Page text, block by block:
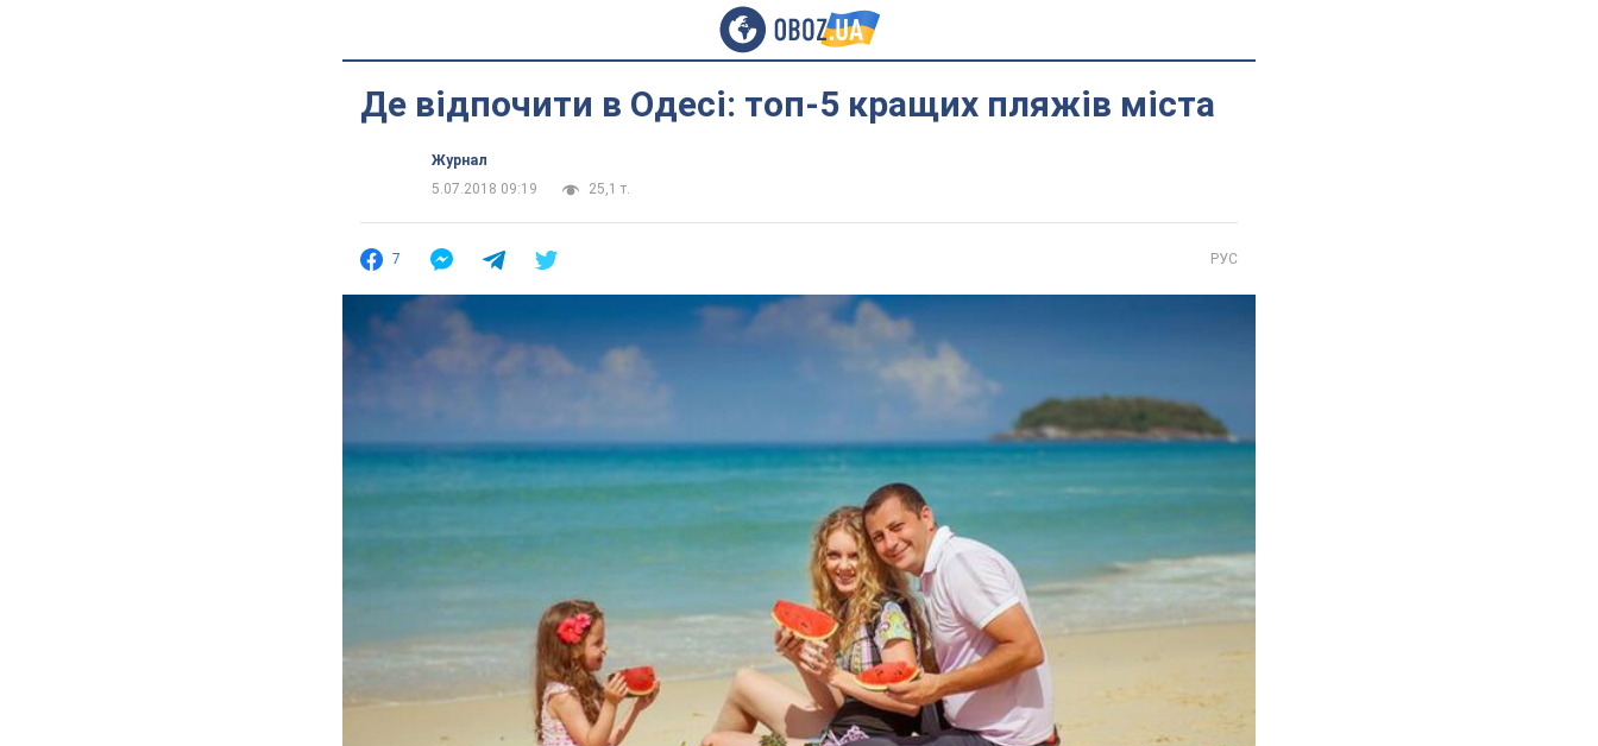
Де відпочити в Одесі: топ-5 кращих пляжів міста
Журнал
5.07.2018 09:19
25,1 т.
7 РУС